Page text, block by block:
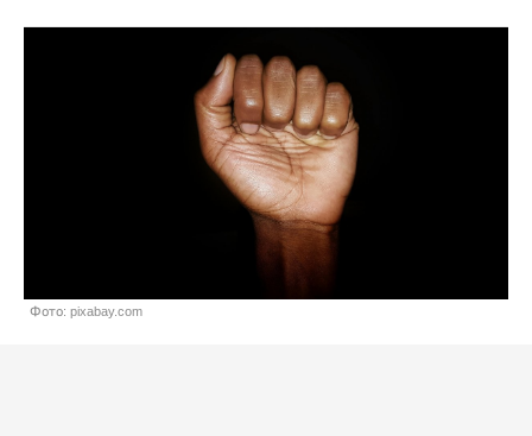
Фото: pixabay.com